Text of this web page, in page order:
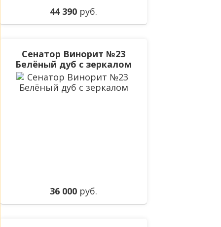
44 390 руб.
Сенатор Винорит №23
Белёный дуб с зеркалом
36 000 руб.